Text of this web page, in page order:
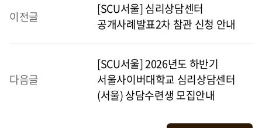
이전글
[SCU서울] 심리상담센터
공개사례발표2차 참관 신청 안내
다음글
[SCU서울] 2026년도 하반기
서울사이버대학교 심리상담센터
(서울) 상담수련생 모집안내